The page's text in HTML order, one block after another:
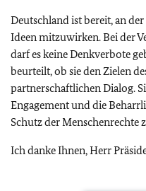
Deutschland ist bereit, an
Ideen mitzuwirken. Bei der
darf es keine Denkverbote
beurteilt, ob sie den Zielen
partnerschaftlichen Dialog.
Engagement und die
Schutz der Menschenrechte
Ich danke Ihnen, Herr